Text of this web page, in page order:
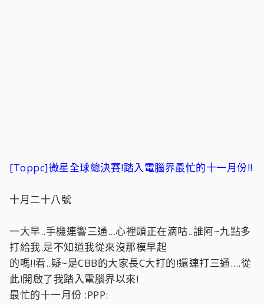
[Toppc]微星全球總決賽!踏入電腦界最忙的十一月份!!
十月二十八號
一大早..手機連響三通...心裡頭正在滴咕..誰阿~九點多
打給我.是不知道我從來沒那模早起
的嗎!!看..疑~是CBB的大家長C大打的!還連打三通....從
此!開啟了我踏入電腦界以來!
最忙的十一月份 :PPP: